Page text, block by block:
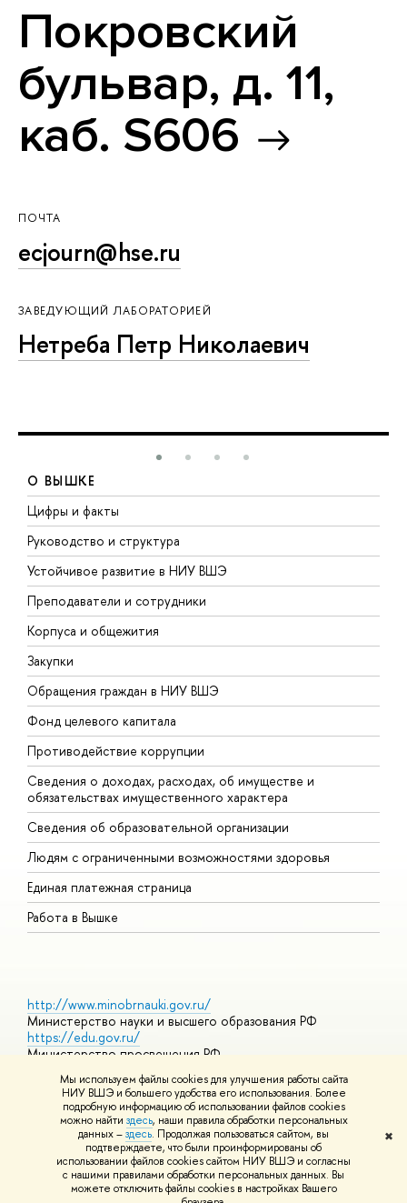
Мы используем файлы cookies для улучшения работы сайта
НИУ ВШЭ и большего удобства его использования. Более
подробную информацию об использовании файлов cookies
можно найти здесь, наши правила обработки персональных
данных –здесь. Продолжая пользоваться сайтом, вы
подтверждаете, что были проинформированы об
использовании файлов cookies сайтом НИУ ВШЭ и согласны
с нашими правилами обработки персональных данных. Вы
можете отключить файлы cookies в настройках Вашего
✖
Покровский
бульвар, д. 11,
каб. S606
ПОЧТА
ecjourn@hse.ru
ЗАВЕДУЮЩИЙ ЛАБОРАТОРИЕЙ
Нетреба Петр Николаевич
О ВЫШКЕ
Цифры и факты
Руководство и структура
Устойчивое развитие в НИУ ВШЭ
Преподаватели и сотрудники
Корпуса и общежития
Закупки
Обращения граждан в НИУ ВШЭ
Фонд целевого капитала
Противодействие коррупции
Сведения о доходах, расходах, об имуществе и
обязательствах имущественного характера
Сведения об образовательной организации
Людям с ограниченными возможностями здоровья
Единая платежная страница
Работа в Вышке
http://www.minobrnauki.gov.ru/
Министерство науки и высшего образования РФ
https://edu.gov.ru/
Министерство просвещения РФ
https://elearning.hse.ru/mooc
Массовые открытые онлайн-курсы
© НИУ ВШЭ 1993–2026 Адреса и контактыУсловия
использования материалов Политика конфиденциальности
Шрифты HSE Sans и HSE Slab разработаны вШколе дизайна НИУ